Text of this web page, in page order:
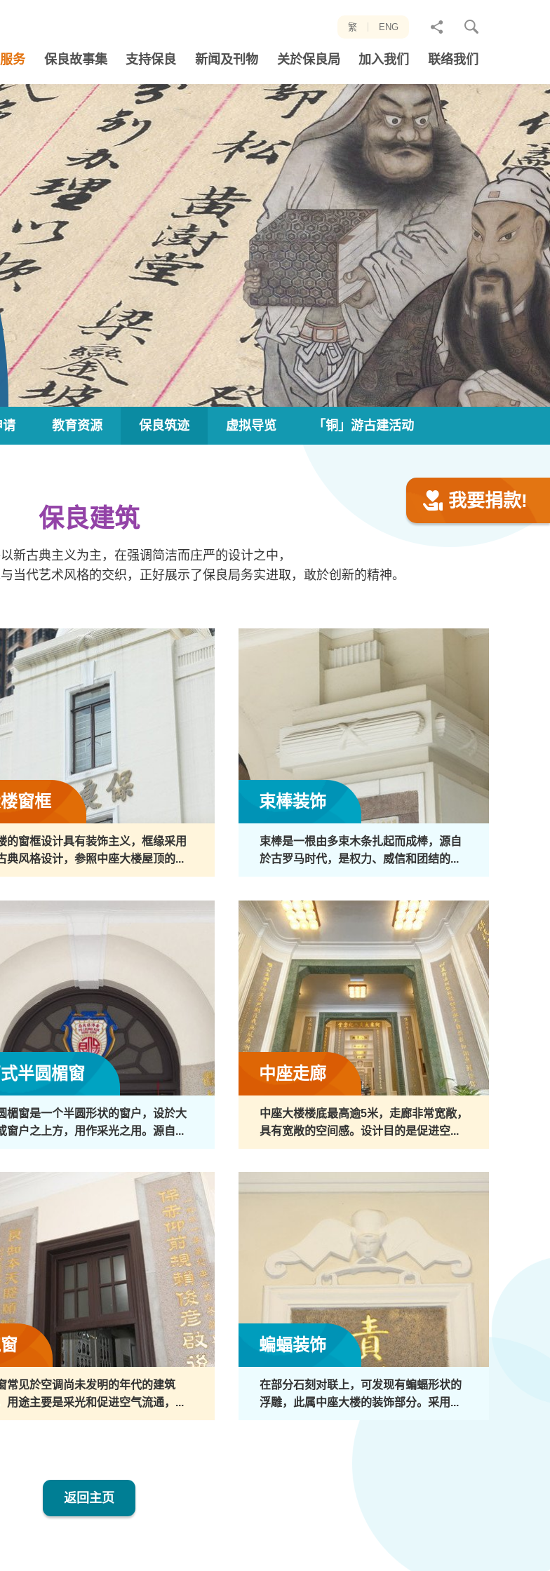
繁 ENG
分
至
务 保良故事集 支持保良 新闻及刊物 关於保良局 加入我们 联络我们
请 教育资源 保良筑迹 虚拟导览 「铜」游古建活动
我要捐款!
保良建筑
新古典主义为主，在强调简洁而庄严的设计之中，
当代艺术风格的交织，正好展示了保良局务实进取，敢於创新的精神。
窗框
的窗框设计具有装饰主义，框缘采用
典风格设计，参照中座大楼屋顶的...
束棒装饰
束棒是一根由多束木条扎起而成棒，源自
於古罗马时代，是权力、威信和团结的...
半圆楣窗
楣窗是一个半圆形状的窗户，设於大
窗户之上方，用作采光之用。源自...
中座走廊
中座大楼楼底最高逾5米，走廊非常宽敞，
具有宽敞的空间感。设计目的是促进空...
常见於空调尚未发明的年代的建筑
用途主要是采光和促进空气流通，...
蝙蝠装饰
在部分石刻对联上，可发现有蝙蝠形状的
浮雕，此属中座大楼的装饰部分。采用...
返回主页